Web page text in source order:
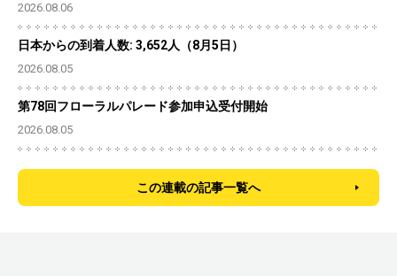
2026.08.06
日本からの到着人数: 3,652人（8月5日）
2026.08.05
第78回フローラルパレード参加申込受付開始
2026.08.05
この連載の記事一覧へ